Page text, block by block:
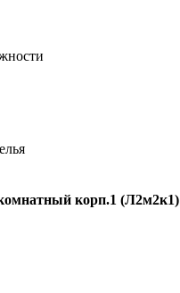
корп.1 (Л2м2к1)